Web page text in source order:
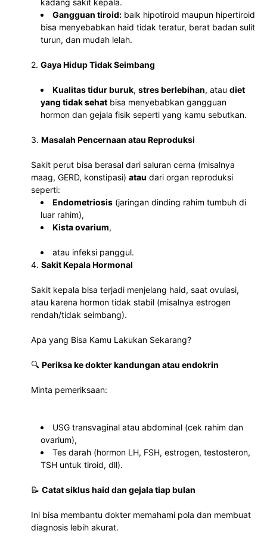
kadang sakit kepala.
Gangguan tiroid: baik hipotiroid maupun hipertiroid
bisa menyebabkan haid tidak teratur, berat badan sulit
turun, dan mudah lelah.
2. Gaya Hidup Tidak Seimbang
Kualitas tidur buruk, stres berlebihan, atau diet
yang tidak sehat bisa menyebabkan gangguan
hormon dan gejala fisik seperti yang kamu sebutkan.
3. Masalah Pencernaan atau Reproduksi
Sakit perut bisa berasal dari saluran cerna (misalnya
maag, GERD, konstipasi) atau dari organ reproduksi
seperti:
Endometriosis (jaringan dinding rahim tumbuh di
luar rahim),
Kista ovarium,
atau infeksi panggul.
4. Sakit Kepala Hormonal
Sakit kepala bisa terjadi menjelang haid, saat ovulasi,
atau karena hormon tidak stabil (misalnya estrogen
rendah/tidak seimbang).
Apa yang Bisa Kamu Lakukan Sekarang?
🔍 Periksa ke dokter kandungan atau endokrin
Minta pemeriksaan:
USG transvaginal atau abdominal (cek rahim dan
ovarium),
Tes darah (hormon LH, FSH, estrogen, testosteron,
TSH untuk tiroid, dll).
📝 Catat siklus haid dan gejala tiap bulan
Ini bisa membantu dokter memahami pola dan membuat
diagnosis lebih akurat.